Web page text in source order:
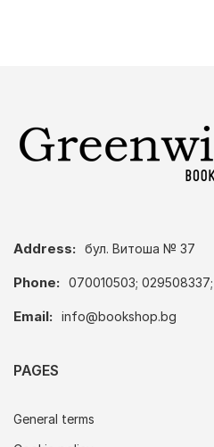
Address: бул. Витоша № 37
Phone: 070010503; 029508337;
Email: info@bookshop.bg
PAGES
General terms